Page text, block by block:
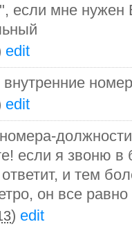
если мне нужен
edit
edit
если я звоню в
и тем
он все
) edit